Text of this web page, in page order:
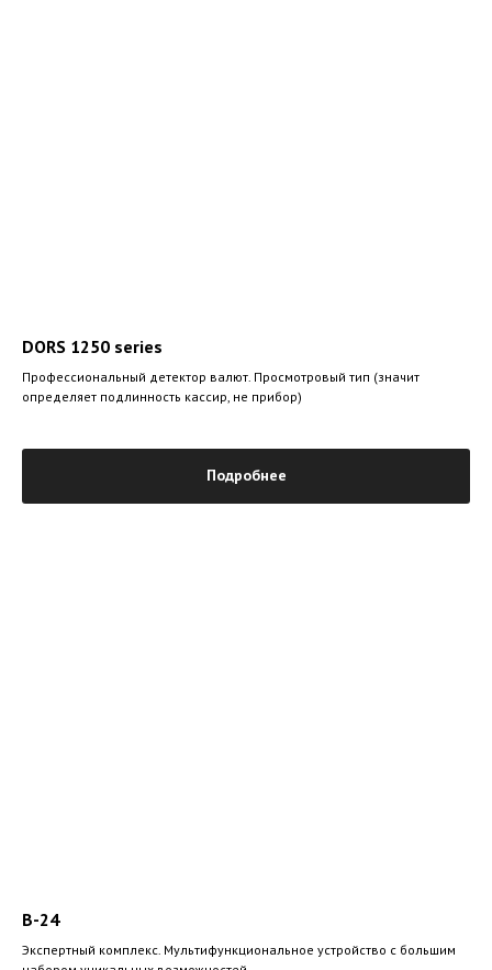
DORS 1250 series
Профессиональный детектор валют. Просмотровый тип (значит
определяет подлинность кассир, не прибор)
Подробнее
B-24
Экспертный комплекс. Мультифункциональное устройство с большим